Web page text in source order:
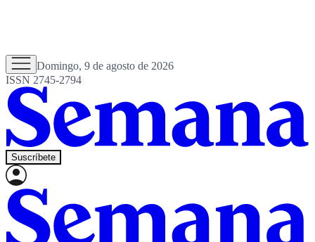
Domingo, 9 de agosto de 2026
ISSN 2745-2794
Suscríbete